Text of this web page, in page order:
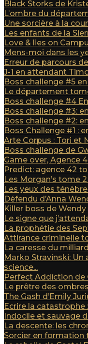
Black Storks de
L’ombre du
Une sorcière à la
Les enfants de la
Love & lies on
Mens-moi dans les
Erreur de parcours
J-1 en attendant
Boss challenge #5
Le département
Boss challenge #4
Boss challenge #3:
Boss challenge #2:
Boss Challenge #1 :
Arte Corpus : Tori et
Boss challenge de
Game over, Agence
Predict: agence 42
Les Morgan’s tome
Les yeux des
Défendu d’Anna
Killer boss de Wendy
Le signe que
La prophétie des
Attirance criminelle
La caresse du
Marko Stravinski:
science...
Perfect Addiction de
Le prêtre des
The Gash d’Emily
Ecrire la catastrophe
Indocile et sauvage
La descente: les
Sorcier en formation